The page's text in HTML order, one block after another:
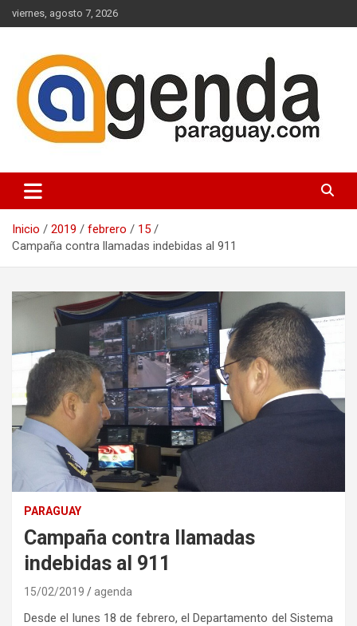
Saltar
al
viernes, agosto 7, 2026
Agenda Paraguay
Inicio 2019 febrero
15
Campaña contra llamadas indebidas al 911
PARAGUAY
Campaña contra llamadas
indebidas al 911
15/02/2019 agenda
Desde el lunes 18 de febrero, el Departamento del Sistema